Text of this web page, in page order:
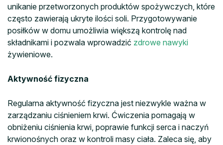
unikanie przetworzonych produktów spożywczych, które
często zawierają ukryte ilości soli. Przygotowywanie
posiłków w domu umożliwia większą kontrolę nad
składnikami i pozwala wprowadzić zdrowe nawyki
żywieniowe.
Aktywność fizyczna
Regularna aktywność fizyczna jest niezwykle ważna w
zarządzaniu ciśnieniem krwi. Ćwiczenia pomagają w
obniżeniu ciśnienia krwi, poprawie funkcji serca i naczyń
krwionośnych oraz w kontroli masy ciała. Zaleca się, aby